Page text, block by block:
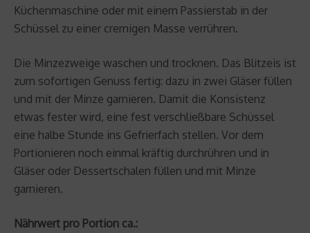
Küchenmaschine oder mit einem Passierstab in der
Schüssel zu einer cremigen Masse verrühren.
Die Minzezweige waschen und trocknen. Das Blitzeis ist
zum sofortigen Genuss fertig: dazu in zwei Gläser füllen
und mit der Minze garnieren. Damit die Konsistenz
etwas fester wird, eine fest verschließbare Schüssel
eine halbe Stunde ins Gefrierfach stellen. Vor dem
Portionieren noch einmal kräftig durchrühren und in
Gläser oder Dessertschalen füllen und mit Minze
garnieren.
Nährwert pro Portion ca.: